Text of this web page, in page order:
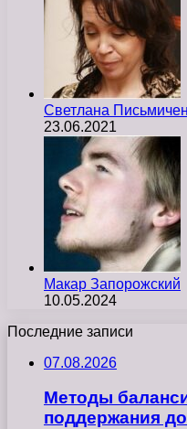
Светлана
23.06.2021
Макар Запорожский
10.05.2024
Последние записи
07.08.2026
Методы
поддержания